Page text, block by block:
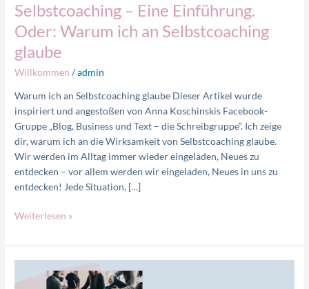
Selbstcoaching – Eine Einführung.
Oder: Warum ich an Selbstcoaching
glaube
Willkommen /admin
Warum ich an Selbstcoaching glaube Dieser Artikel wurde
inspiriert und angestoßen von Anna Koschinskis Facebook-
Gruppe „Blog, Business und Text – die Schreibgruppe“. Ich zeige
dir, warum ich an die Wirksamkeit von Selbstcoaching glaube.
Wir werden im Alltag immer wieder eingeladen, Neues zu
entdecken – vor allem werden wir eingeladen, Neues in uns zu
entdecken! Jede Situation, […]
Selbstcoaching
Eine
Einführung.
Oder:
ich
an
Selbstcoaching
glaube
Weiterlesen »
die